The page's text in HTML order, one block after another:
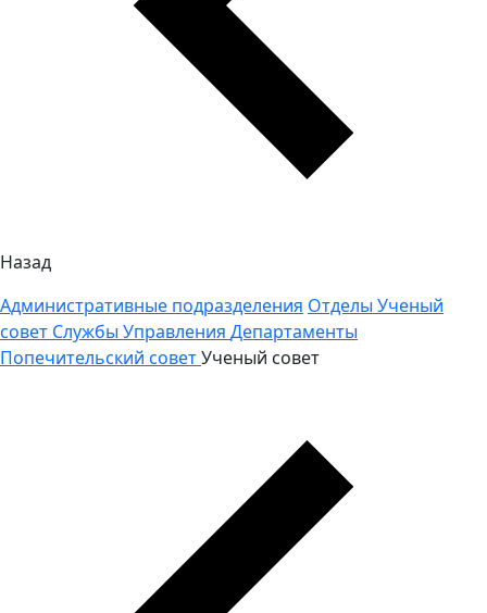
Назад
Административные подразделения Отделы Ученый
совет Службы Управления Департаменты
Попечительский советУченый совет